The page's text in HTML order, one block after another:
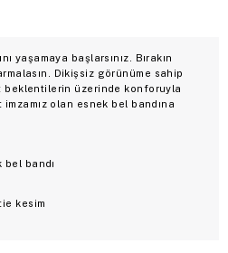
yaşamaya başlarsınız. Bırakın
Dikişsiz görünüme sahip
beklentilerin üzerinde konforuyla
olan esnek bel bandına
bel bandı
kesim